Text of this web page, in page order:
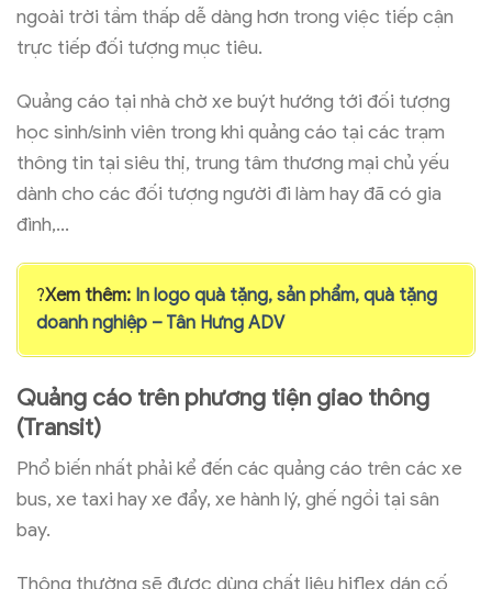
ngoài trời tầm thấp dễ dàng hơn trong việc tiếp cận
trực tiếp đối tượng mục tiêu.
Quảng cáo tại nhà chờ xe buýt hướng tới đối tượng
học sinh/sinh viên trong khi quảng cáo tại các trạm
thông tin tại siêu thị, trung tâm thương mại chủ yếu
dành cho các đối tượng người đi làm hay đã có gia
đình,…
?Xem thêm: In logo quà tặng, sản phẩm, quà tặng
doanh nghiệp – Tân Hưng ADV
Quảng cáo trên phương tiện giao thông
(Transit)
Phổ biến nhất phải kể đến các quảng cáo trên các xe
bus, xe taxi hay xe đẩy, xe hành lý, ghế ngồi tại sân
bay.
Thông thường sẽ được dùng chất liệu hiflex dán cố